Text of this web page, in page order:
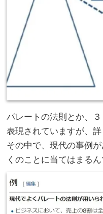
パレートの法則とか、
表現されていますが、
その中で、現代の事例
くのことに当てはまるん